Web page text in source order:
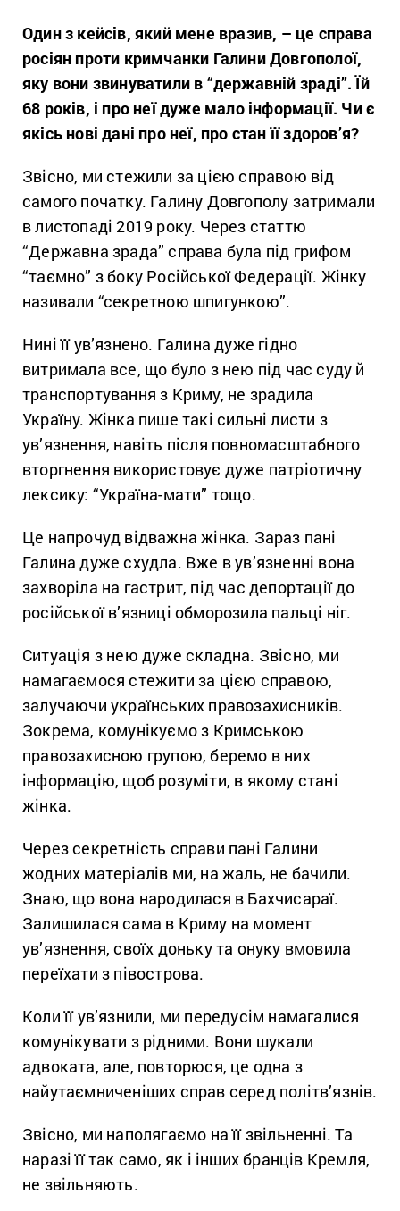
Один з кейсів, який мене вразив, – це справа
росіян проти кримчанки Галини Довгополої,
яку вони звинуватили в “державній зраді”. Їй
68 років, і про неї дуже мало інформації. Чи є
якісь нові дані про неї, про стан її здоров’я?
Звісно, ми стежили за цією справою від
самого початку. Галину Довгополу затримали
в листопаді 2019 року. Через статтю
“Державна зрада” справа була під грифом
“таємно” з боку Російської Федерації. Жінку
називали “секретною шпигункою”.
Нині її ув’язнено. Галина дуже гідно
витримала все, що було з нею під час суду й
транспортування з Криму, не зрадила
Україну. Жінка пише такі сильні листи з
ув’язнення, навіть після повномасштабного
вторгнення використовує дуже патріотичну
лексику: “Україна-мати” тощо.
Це напрочуд відважна жінка. Зараз пані
Галина дуже схудла. Вже в ув’язненні вона
захворіла на гастрит, під час депортації до
російської в’язниці обморозила пальці ніг.
Ситуація з нею дуже складна. Звісно, ми
намагаємося стежити за цією справою,
залучаючи українських правозахисників.
Зокрема, комунікуємо з Кримською
правозахисною групою, беремо в них
інформацію, щоб розуміти, в якому стані
жінка.
Через секретність справи пані Галини
жодних матеріалів ми, на жаль, не бачили.
Знаю, що вона народилася в Бахчисараї.
Залишилася сама в Криму на момент
ув’язнення, своїх доньку та онуку вмовила
переїхати з півострова.
Коли її ув’язнили, ми передусім намагалися
комунікувати з рідними. Вони шукали
адвоката, але, повторюся, це одна з
найутаємниченіших справ серед політв’язнів.
Звісно, ми наполягаємо на її звільненні. Та
наразі її так само, як і інших бранців Кремля,
не звільняють.